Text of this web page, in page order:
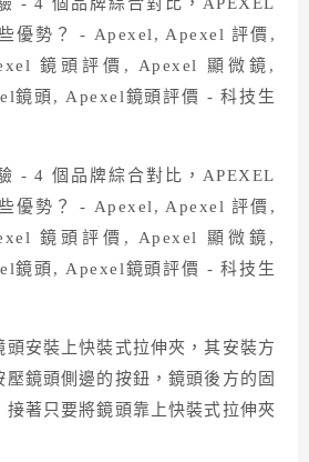
安裝上快裝式拉伸夾，其安裝方
鏡頭側邊的按鈕，鏡頭後方的固
接著只要將鏡頭靠上快裝式拉伸夾